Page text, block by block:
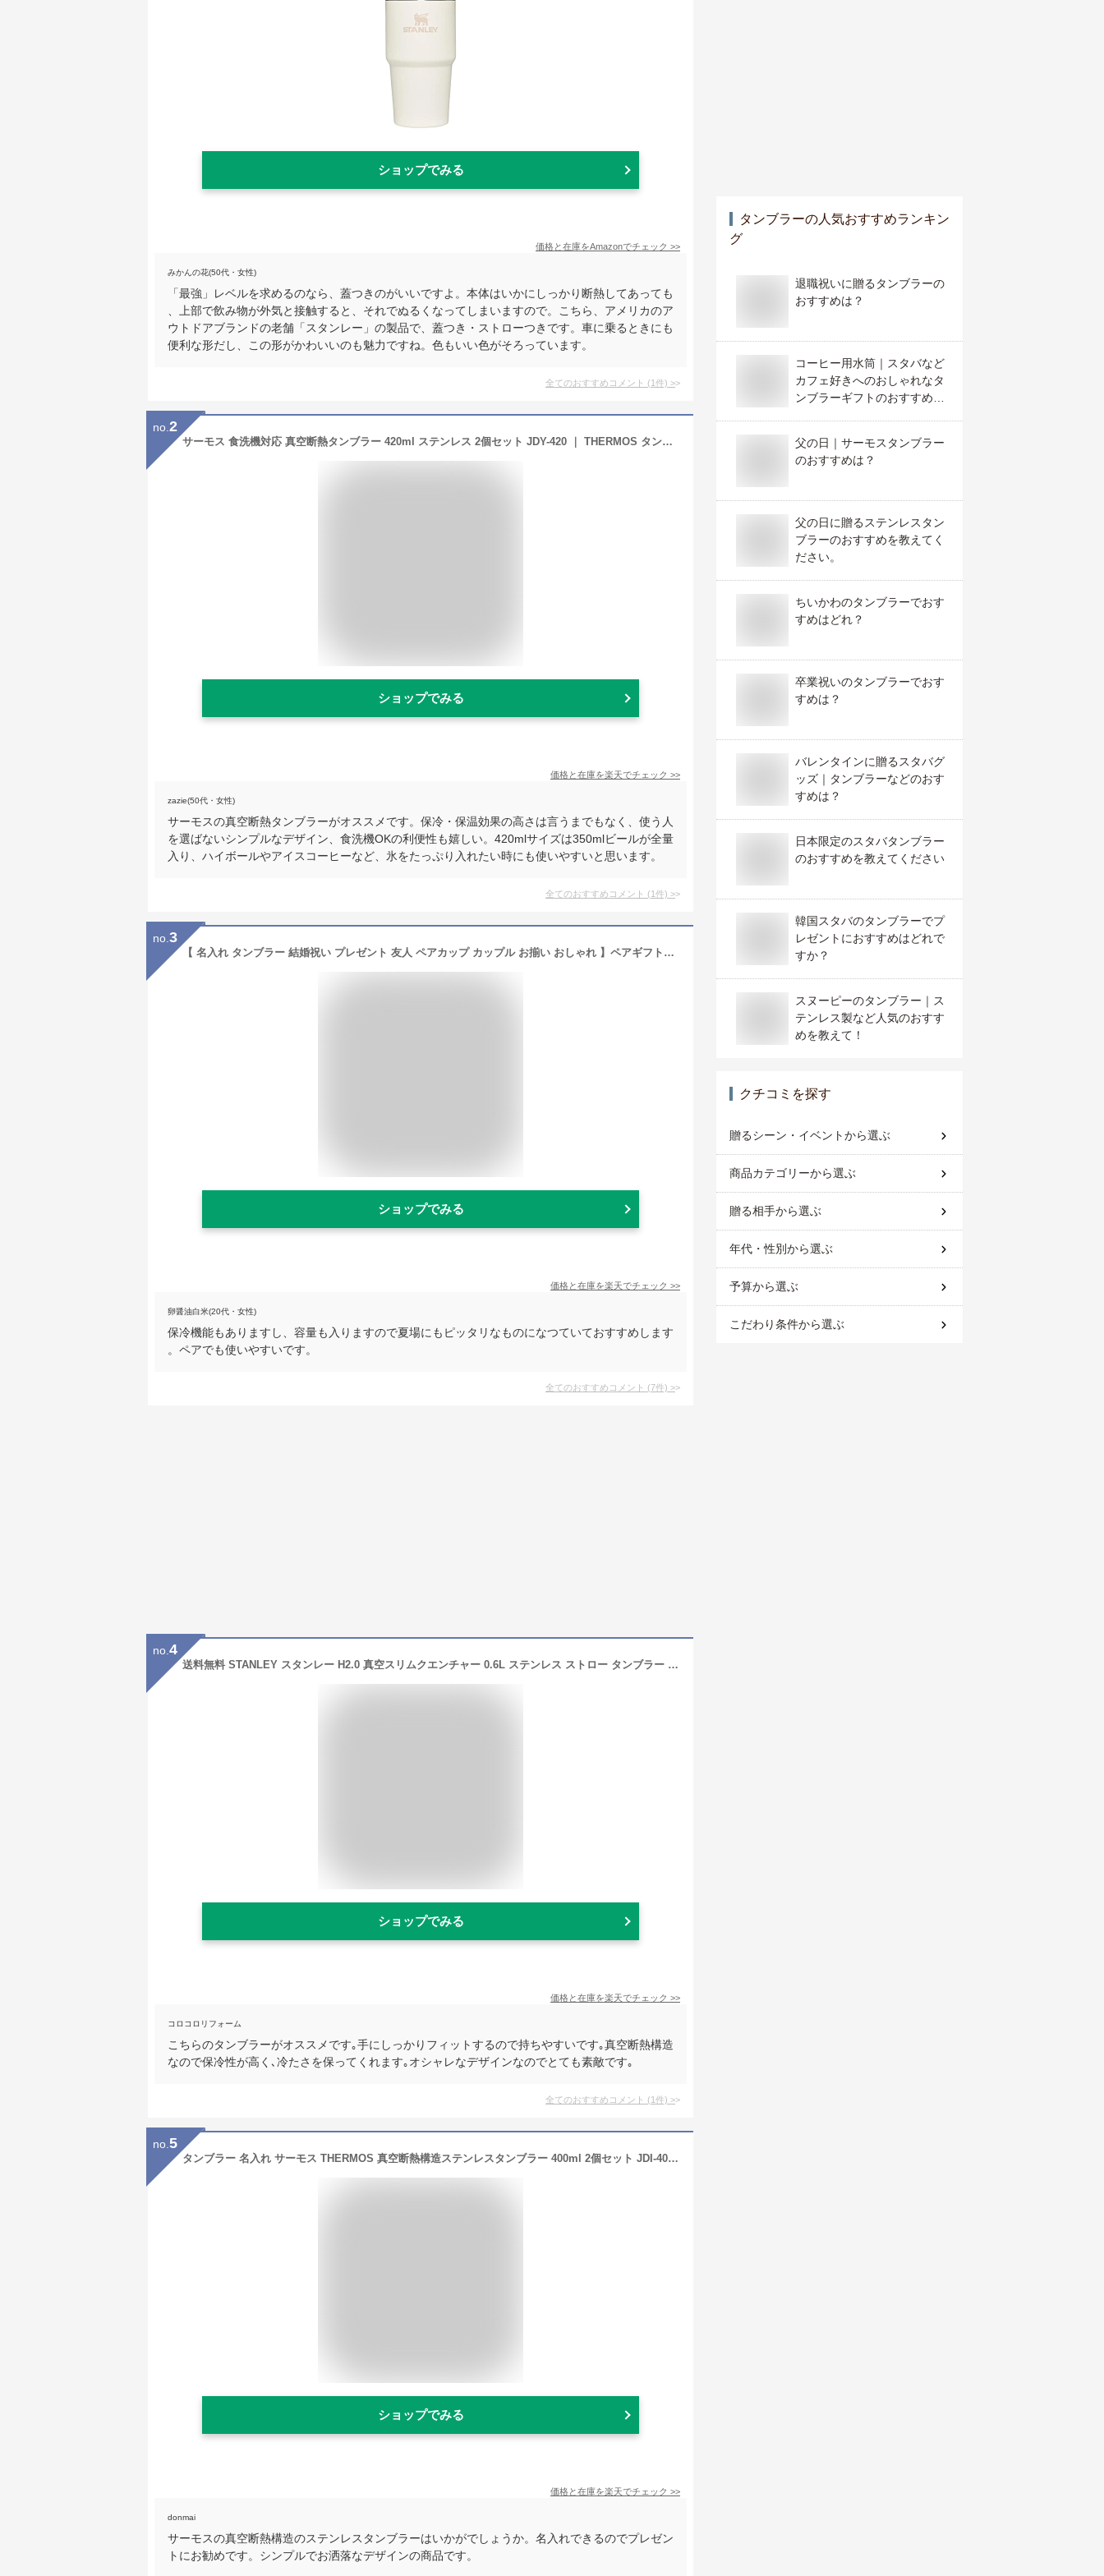
ショップでみる
価格と在庫をAmazonでチェック >>
みかんの花(50代・女性)
「最強」レベルを求めるのなら、蓋つきのがいいですよ。本体はいかにしっかり断熱してあっても
、上部で飲み物が外気と接触すると、それでぬるくなってしまいますので。こちら、アメリカのア
ウトドアブランドの老舗「スタンレー」の製品で、蓋つき・ストローつきです。車に乗るときにも
便利な形だし、この形がかわいいのも魅力ですね。色もいい色がそろっています。
全てのおすすめコメント (1件) >
no. 2
サーモス 食洗機対応 真空断熱タンブラー 420ml ステンレス 2個セット JDY-420 ｜ THERMOS タンブラー ペア セット ステンレス 魔法瓶 シンプル 保温 保冷 ビアグラス コップ 晩酌
ショップでみる
価格と在庫を楽天でチェック >>
zazie(50代・女性)
サーモスの真空断熱タンブラーがオススメです。保冷・保温効果の高さは言うまでもなく、使う人
を選ばないシンプルなデザイン、食洗機OKの利便性も嬉しい。420mlサイズは350mlビールが全量
入り、ハイボールやアイスコーヒーなど、氷をたっぷり入れたい時にも使いやすいと思います。
全てのおすすめコメント (1件) >
no. 3
【 名入れ タンブラー 結婚祝い プレゼント 友人 ペアカップ カップル お揃い おしゃれ 】ペアギフトセット モダンステンレスタンブラーTW［モノトーン］550ml【 結婚記念日 記念日 両親夫婦 旦那 妻 名前入り 友人 真空断熱 保冷保温 還暦祝い 】
ショップでみる
価格と在庫を楽天でチェック >>
卵醤油白米(20代・女性)
保冷機能もありますし、容量も入りますので夏場にもピッタリなものになつていておすすめします
。ペアでも使いやすいです。
全てのおすすめコメント (7件) >
no. 4
送料無料 STANLEY スタンレー H2.0 真空スリムクエンチャー 0.6L ステンレス ストロー タンブラー 600ml 保冷 水筒 アウトドア オフィス 日本正規品 2024春夏新色
ショップでみる
価格と在庫を楽天でチェック >>
コロコロリフォーム
こちらのタンブラーがオススメです｡手にしっかりフィットするので持ちやすいです｡真空断熱構造
なので保冷性が高く､冷たさを保ってくれます｡オシャレなデザインなのでとても素敵です｡
全てのおすすめコメント (1件) >
no. 5
タンブラー 名入れ サーモス THERMOS 真空断熱構造ステンレスタンブラー 400ml 2個セット JDI-400 （保冷保温 魔法瓶構造 二重構造 名入れタンブラー 名入れカップ ペアタンブラー ） プレゼント 即日可 アウトドア
ショップでみる
価格と在庫を楽天でチェック >>
donmai
サーモスの真空断熱構造のステンレスタンブラーはいかがでしょうか。名入れできるのでプレゼン
トにお勧めです。シンプルでお洒落なデザインの商品です。
タンブラーの人気おすすめランキン
グ
退職祝いに贈るタンブラーの
おすすめは？
コーヒー用水筒｜スタバなど
カフェ好きへのおしゃれなタ
ンブラーギフトのおすすめ
父の日｜サーモスタンブラー
のおすすめは？
父の日に贈るステンレスタン
ブラーのおすすめを教えてく
ださい。
ちいかわのタンブラーでおす
すめはどれ？
卒業祝いのタンブラーでおす
すめは？
バレンタインに贈るスタバグ
ッズ｜タンブラーなどのおす
すめは？
日本限定のスタバタンブラー
のおすすめを教えてください
韓国スタバのタンブラーでプ
レゼントにおすすめはどれで
すか？
スヌーピーのタンブラー｜ス
テンレス製など人気のおすす
めを教えて！
クチコミを探す
贈るシーン・イベントから選ぶ
商品カテゴリーから選ぶ
贈る相手から選ぶ
年代・性別から選ぶ
予算から選ぶ
こだわり条件から選ぶ